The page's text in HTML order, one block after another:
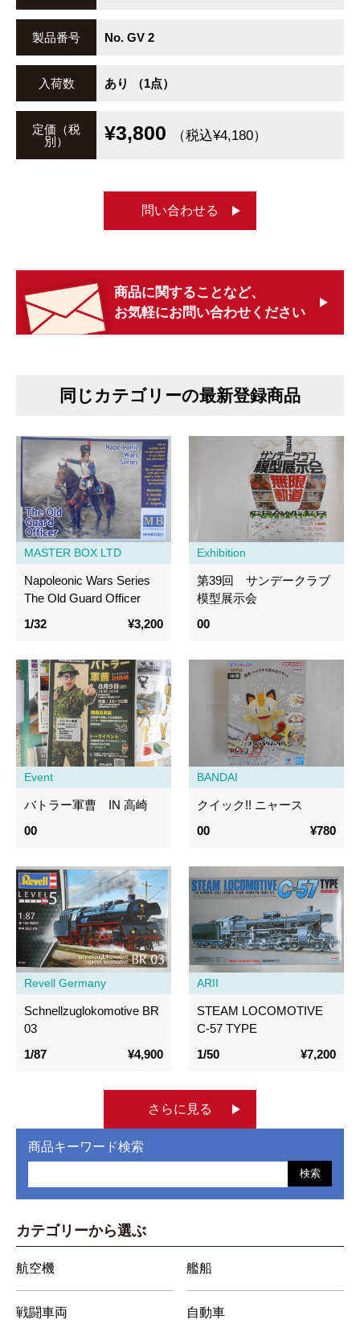
製品番号 No. GV 2
入荷数 あり （1点）
定価（税
別）
¥3,800 （税込¥4,180）
問い合わせる
商品に関することなど、
お気軽にお問い合わせください
同じカテゴリーの最新登録商品
MASTER BOX LTD
Napoleonic Wars Series
The Old Guard Officer
1/32
¥3,200
Exhibition
第39回 サンデークラブ
模型展示会
00
Event
バトラー軍曹 IN 高崎
00
BANDAI
クイック!! ニャース
00
¥780
Revell Germany
Schnellzuglokomotive BR
03
1/87
¥4,900
ARII
STEAM LOCOMOTIVE
C-57 TYPE
1/50
¥7,200
さらに見る
商品キーワード検索
検索
カテゴリーから選ぶ
航空機 艦船
戦闘車両 自動車